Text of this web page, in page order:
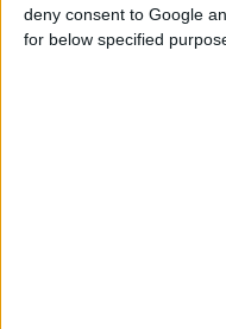
deny consent to Google
for below specified